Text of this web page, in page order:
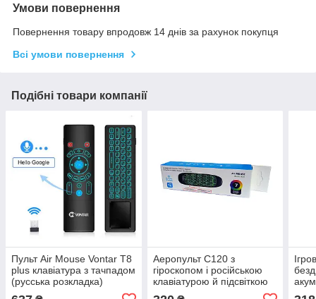
Умови повернення
Повернення товару впродовж 14 днів за рахунок покупця
Всі умови повернення
Подібні товари компанії
Пульт Air Mouse Vontar T8
plus клавіатура з тачпадом
(русська розкладка)
Аеропульт C120 з
гіроскопом і російською
клавіатурою й підсвіткою